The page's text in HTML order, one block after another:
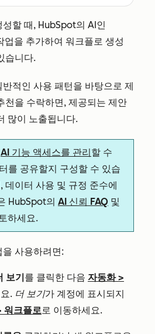
할 때, HubSpot의 AI인
업을 추가하여 워크플로 생성
습니다.
적인 사용 패턴을 바탕으로 제
천을 수락하면, 제공되는 제안
많이 노출됩니다.
AI 기능 액세스를 관리할 수
를 공유할지 구성할 수 있습
데이터 사용 및 규정 준수에
HubSpot의 AI 신뢰 FAQ 및
하세요.
사용하려면:
보기를 클릭한 다음 자동화>
. 더 보기가 계정에 표시되지
워크플로로 이동하세요.